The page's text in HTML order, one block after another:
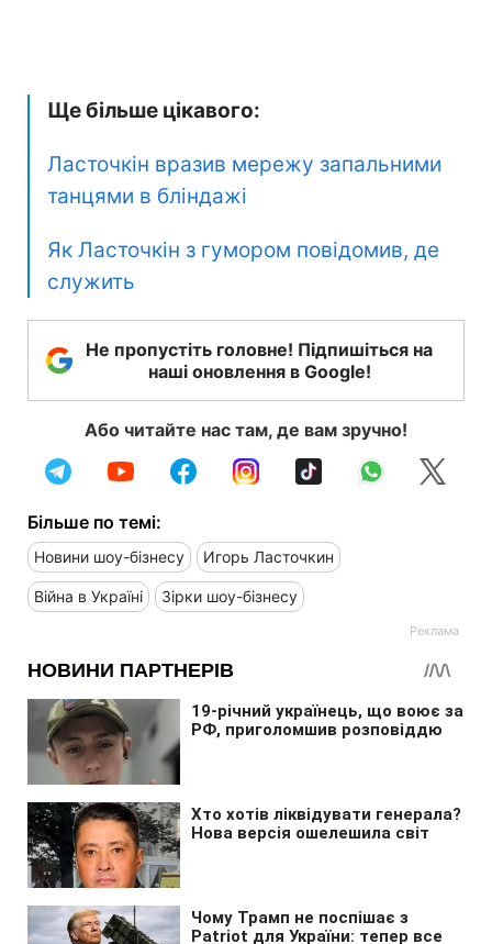
Ще більше цікавого:
Ласточкін вразив мережу запальними
танцями в бліндажі
Як Ласточкін з гумором повідомив, де
служить
Не пропустіть головне! Підпишіться на
наші оновлення в Google!
Або читайте нас там, де вам зручно!
Більше по темі:
Новини шоу-бізнесу Игорь Ласточкин
Війна в Україні Зірки шоу-бізнесу